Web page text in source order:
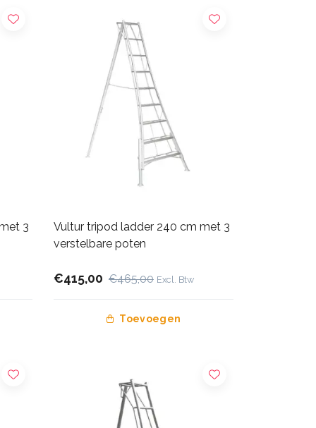
3
Vultur tripod ladder 240 cm met 3
verstelbare poten
€415,00 €465,00 Excl. Btw
Toevoegen